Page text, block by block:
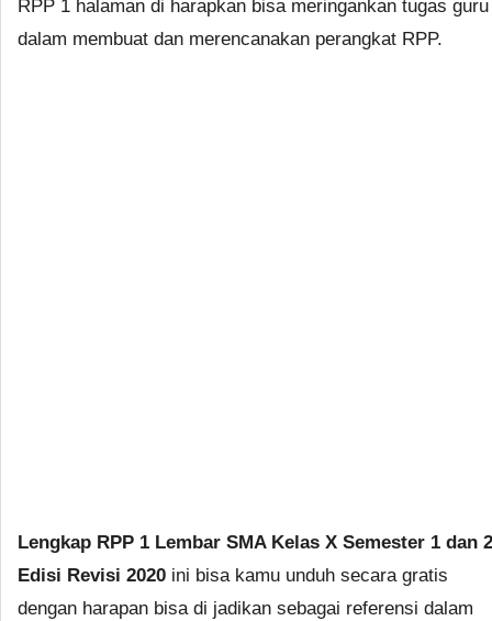
RPP 1 halaman di harapkan bisa meringankan tugas guru
dalam membuat dan merencanakan perangkat RPP.
Lengkap RPP 1 Lembar SMA Kelas X Semester 1 dan 2
Edisi Revisi 2020 ini bisa kamu unduh secara gratis
dengan harapan bisa di jadikan sebagai referensi dalam